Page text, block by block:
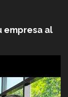
empresa al